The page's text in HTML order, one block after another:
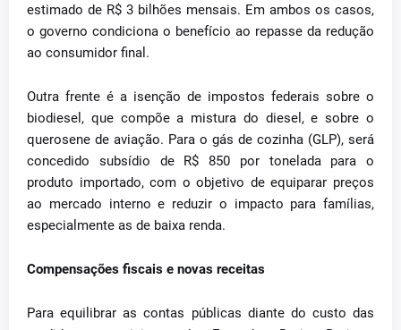
estimado de R$ 3 bilhões mensais. Em ambos os casos,
o governo condiciona o benefício ao repasse da redução
ao consumidor final.
Outra frente é a isenção de impostos federais sobre o
biodiesel, que compõe a mistura do diesel, e sobre o
querosene de aviação. Para o gás de cozinha (GLP), será
concedido subsídio de R$ 850 por tonelada para o
produto importado, com o objetivo de equiparar preços
ao mercado interno e reduzir o impacto para famílias,
especialmente as de baixa renda.
Compensações fiscais e novas receitas
Para equilibrar as contas públicas diante do custo das